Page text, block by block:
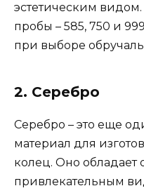
эстетическим
пробы – 585, 750 и
при выборе
2. Серебро
Серебро – это еще
материал для
колец. Оно обладает
привлекательным